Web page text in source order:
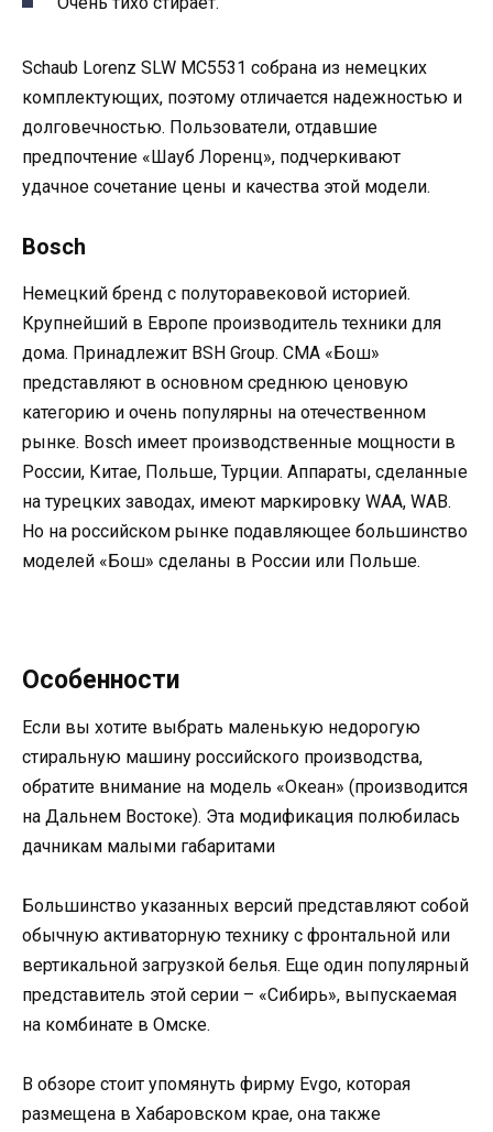
Schaub Lorenz SLW MC5531 собрана из немецких
комплектующих, поэтому отличается надежностью и
долговечностью. Пользователи, отдавшие
предпочтение «Шауб Лоренц», подчеркивают
удачное сочетание цены и качества этой модели.
Bosch
Немецкий бренд с полуторавековой историей.
Крупнейший в Европе производитель техники для
дома. Принадлежит BSH Group. СМА «Бош»
представляют в основном среднюю ценовую
категорию и очень популярны на отечественном
рынке. Bosch имеет производственные мощности в
России, Китае, Польше, Турции. Аппараты, сделанные
на турецких заводах, имеют маркировку WAA, WAB.
Но на российском рынке подавляющее большинство
моделей «Бош» сделаны в России или Польше.
Особенности
Если вы хотите выбрать маленькую недорогую
стиральную машину российского производства,
обратите внимание на модель «Океан» (производится
на Дальнем Востоке). Эта модификация полюбилась
дачникам малыми габаритами
Большинство указанных версий представляют собой
обычную активаторную технику с фронтальной или
вертикальной загрузкой белья. Еще один популярный
представитель этой серии – «Сибирь», выпускаемая
на комбинате в Омске.
В обзоре стоит упомянуть фирму Evgo, которая
размещена в Хабаровском крае, она также